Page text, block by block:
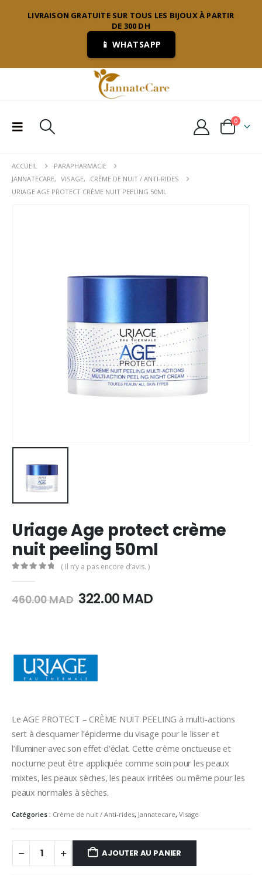
LIVRAISON GRATUITE SUR TOUS LES BIJOUX À PARTIR
DE 300 DH
📱 WHATSAPP
0
ACCUEIL
PARAPHARMACIE
JANNATECARE, VISAGE,
CRÈME DE NUIT / ANTI-RIDES
URIAGE AGE PROTECT CRÈME NUIT PEELING 50ML
Uriage Age protect crème
nuit peeling 50ml
( Il n’y a pas encore d’avis. )
460.00MAD Le
460.00
MAD.
322.00 MADLe
Le AGE PROTECT – CRÈME NUIT PEELING à multi-actions
sert à desquamer l’épiderme du visage pour le lisser et
l’illuminer avec son effet d’éclat. Cette crème onctueuse et
nocturne peut être appliquée comme soin pour les peaux
mixtes, les peaux sèches, les peaux irritées ou même pour les
peaux normales à sèches.
Catégories : Crème de nuit / Anti-rides, Jannatecare, Visage
AJOUTER AU PANIER